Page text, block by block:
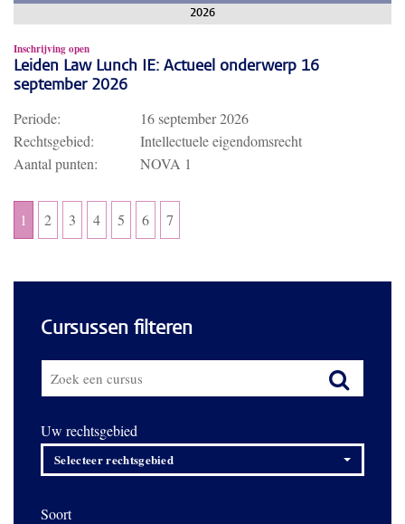
2026
Inschrijving open
Leiden Law Lunch IE: Actueel onderwerp 16
september 2026
Periode:
16 september 2026
Rechtsgebied:
Intellectuele eigendomsrecht
Aantal punten:
NOVA 1
1 2 3 4 5 6 7
Cursussen filteren
Uw rechtsgebied
Selecteer rechtsgebied
Soort